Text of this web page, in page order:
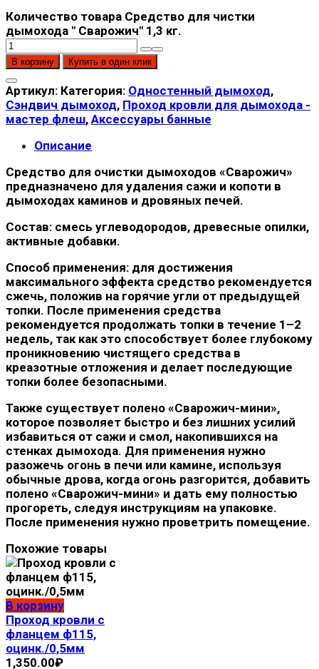
Количество товара Средство для чистки
дымохода " Сварожич" 1,3 кг.
В корзину Купить в один клик
Артикул: Категория: Одностенный дымоход,
Сэндвич дымоход, Проход кровли для дымохода -
мастер флеш, Аксессуары банные
Описание
Средство для очистки дымоходов «Сварожич»
предназначено для удаления сажи и копоти в
дымоходах каминов и дровяных печей.
Состав: смесь углеводородов, древесные опилки,
активные добавки.
Способ применения: для достижения
максимального эффекта средство рекомендуется
сжечь, положив на горячие угли от предыдущей
топки. После применения средства
рекомендуется продолжать топки в течение 1–2
недель, так как это способствует более глубокому
проникновению чистящего средства в
креазотные отложения и делает последующие
топки более безопасными.
Также существует полено «Сварожич-мини»,
которое позволяет быстро и без лишних усилий
избавиться от сажи и смол, накопившихся на
стенках дымохода. Для применения нужно
разожечь огонь в печи или камине, используя
обычные дрова, когда огонь разгорится, добавить
полено «Сварожич-мини» и дать ему полностью
прогореть, следуя инструкциям на упаковке.
После применения нужно проветрить помещение.
Похожие товары
В корзину
Проход кровли с
фланцем ф115,
оцинк./0,5мм
1,350.00₽